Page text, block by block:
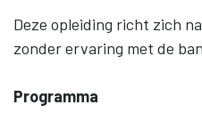
Deze opleiding richt zich
zonder ervaring met de
Programma